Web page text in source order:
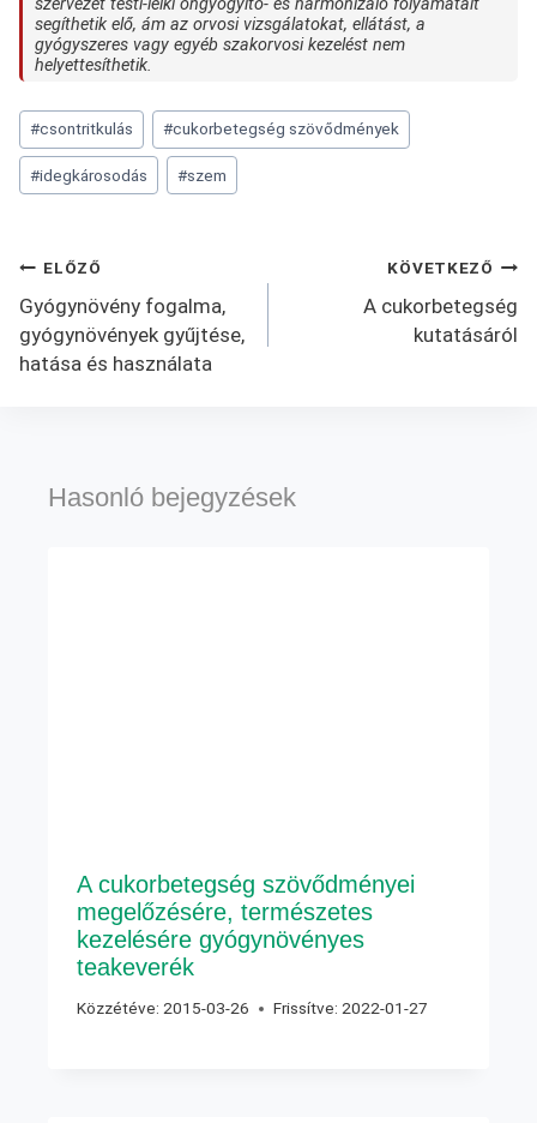
segíthetik elő, ám az orvosi vizsgálatokat, ellátást, a
gyógyszeres vagy egyéb szakorvosi kezelést nem
helyettesíthetik.
Post
Tags:
#csontritkulás #cukorbetegség szövődmények
#idegkárosodás #szem
Bejegyzés
navigáció
ELŐZŐ
Gyógynövény fogalma,
gyógynövények gyűjtése,
hatása és használata
KÖVETKEZŐ
A cukorbetegség
kutatásáról
Hasonló bejegyzések
A cukorbetegség szövődményei
megelőzésére, természetes
kezelésére gyógynövényes
teakeverék
Közzétéve: 2015-03-26 Frissítve: 2022-01-27